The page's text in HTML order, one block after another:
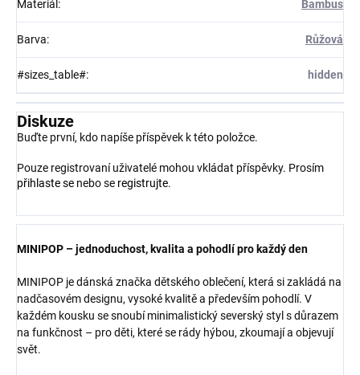
Materiál : Bambus
Barva: Růžová
#sizes_table#: hidden
Diskuze
Buďte první, kdo napíše příspěvek k této položce.
Pouze registrovaní uživatelé mohou vkládat příspěvky. Prosím
přihlaste se nebo se registrujte.
MINIPOP – jednoduchost, kvalita a pohodlí pro každý den
MINIPOP je dánská značka dětského oblečení, která si zakládá na
nadčasovém designu, vysoké kvalitě a především pohodlí. V
každém kousku se snoubí minimalistický severský styl s důrazem
na funkčnost – pro děti, které se rády hýbou, zkoumají a objevují
svět.